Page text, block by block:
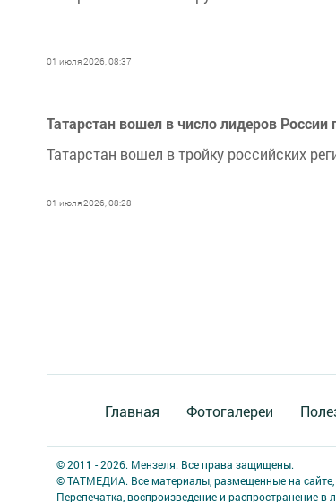
01 июля 2026, 08:37
Татарстан вошел в число лидеров
Татарстан вошел в тройку российских
01 июля 2026, 08:28
Главная Фотогалереи
© 2011 - 2026. Мензеля. Все права защищены.
© ТАТМЕДИА. Все материалы, размещенные на
Перепечатка, воспроизведение и распространение